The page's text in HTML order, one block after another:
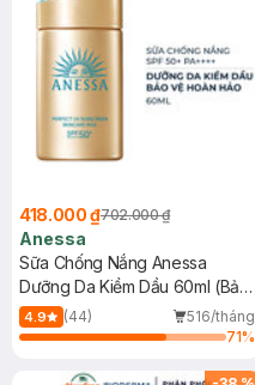
418.000 ₫702.000 ₫
Anessa
Sữa Chống Nắng Anessa
Dưỡng Da Kiềm Dầu 60ml (Bản
Mới)
4.9 (44)
516/tháng
71%